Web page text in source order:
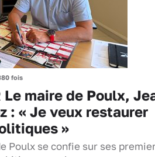
fois
Le maire de Poulx,
: « Je veux restaurer
»
Poulx se confie sur ses